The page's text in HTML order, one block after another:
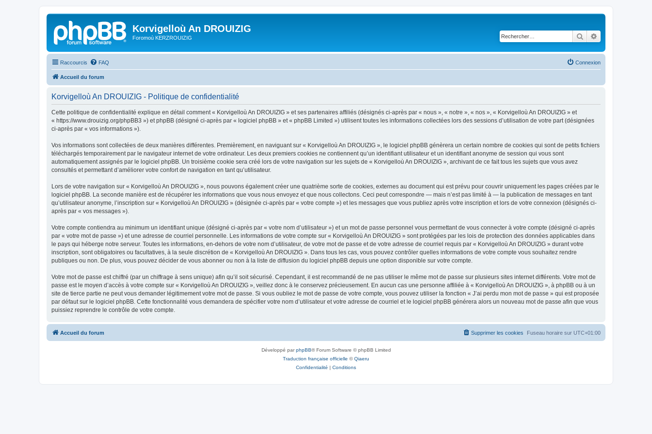
Korvigelloù An DROUIZIG
Foromoù KERZROUIZIG Rechercher
Raccourcis FAQ Connexion
Accueil du forum
Korvigelloù An DROUIZIG - Politique de confidentialité
Cette politique de confidentialité explique en détail comment « Korvigelloù An DROUIZIG » et ses partenaires affiliés (désignés ci-après par « nous », « notre », « nos », « Korvigelloù An DROUIZIG » et
« https://www.drouizig.org/phpBB3 ») et phpBB (désigné ci-après par « logiciel phpBB » et « phpBB Limited ») utilisent toutes les informations collectées lors des sessions d’utilisation de votre part (désignées
ci-après par « vos informations »).
Vos informations sont collectées de deux manières différentes. Premièrement, en naviguant sur « Korvigelloù An DROUIZIG », le logiciel phpBB génèrera un certain nombre de cookies qui sont de petits fichiers
téléchargés temporairement par le navigateur internet de votre ordinateur. Les deux premiers cookies ne contiennent qu’un identifiant utilisateur et un identifiant anonyme de session qui vous sont
automatiquement assignés par le logiciel phpBB. Un troisième cookie sera créé lors de votre navigation sur les sujets de « Korvigelloù An DROUIZIG », archivant de ce fait tous les sujets que vous avez
consultés et permettant d’améliorer votre confort de navigation en tant qu’utilisateur.
Lors de votre navigation sur « Korvigelloù An DROUIZIG », nous pouvons également créer une quatrième sorte de cookies, externes au document qui est prévu pour couvrir uniquement les pages créées par le
logiciel phpBB. La seconde manière est de récupérer les informations que vous nous envoyez et que nous collectons. Ceci peut correspondre — mais n’est pas limité à — la publication de messages en tant
qu’utilisateur anonyme, l’inscription sur « Korvigelloù An DROUIZIG » (désignée ci-après par « votre compte ») et les messages que vous publiez après votre inscription et lors de votre connexion (désignés ci-
après par « vos messages »).
Votre compte contiendra au minimum un identifiant unique (désigné ci-après par « votre nom d’utilisateur ») et un mot de passe personnel vous permettant de vous connecter à votre compte (désigné ci-après
par « votre mot de passe ») et une adresse de courriel personnelle. Les informations de votre compte sur « Korvigelloù An DROUIZIG » sont protégées par les lois de protection des données applicables dans
le pays qui héberge notre serveur. Toutes les informations, en-dehors de votre nom d’utilisateur, de votre mot de passe et de votre adresse de courriel requis par « Korvigelloù An DROUIZIG » durant votre
inscription, sont obligatoires ou facultatives, à la seule discrétion de « Korvigelloù An DROUIZIG ». Dans tous les cas, vous pouvez contrôler quelles informations de votre compte vous souhaitez rendre
publiques ou non. De plus, vous pouvez décider de vous abonner ou non à la liste de diffusion du logiciel phpBB depuis une option disponible sur votre compte.
Votre mot de passe est chiffré (par un chiffrage à sens unique) afin qu’il soit sécurisé. Cependant, il est recommandé de ne pas utiliser le même mot de passe sur plusieurs sites internet différents. Votre mot de
passe est le moyen d’accès à votre compte sur « Korvigelloù An DROUIZIG », veillez donc à le conservez précieusement. En aucun cas une personne affiliée à « Korvigelloù An DROUIZIG », à phpBB ou à un
site de tierce partie ne peut vous demander légitimement votre mot de passe. Si vous oubliez le mot de passe de votre compte, vous pouvez utiliser la fonction « J’ai perdu mon mot de passe » qui est proposée
par défaut sur le logiciel phpBB. Cette fonctionnalité vous demandera de spécifier votre nom d’utilisateur et votre adresse de courriel et le logiciel phpBB générera alors un nouveau mot de passe afin que vous
puissiez reprendre le contrôle de votre compte.
Accueil du forum Fuseau horaire sur UTC+01:00
Supprimer les cookies
Développé parphpBB® Forum Software © phpBB Limited
Traduction française officielle ©Qiaeru
Confidentialité | Conditions